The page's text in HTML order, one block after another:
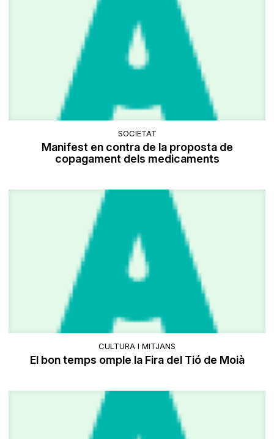
SOCIETAT
Manifest en contra de la proposta de
copagament dels medicaments
CULTURA I MITJANS
El bon temps omple la Fira del Tió de Moià